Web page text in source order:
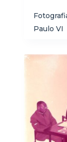
Paulo VI